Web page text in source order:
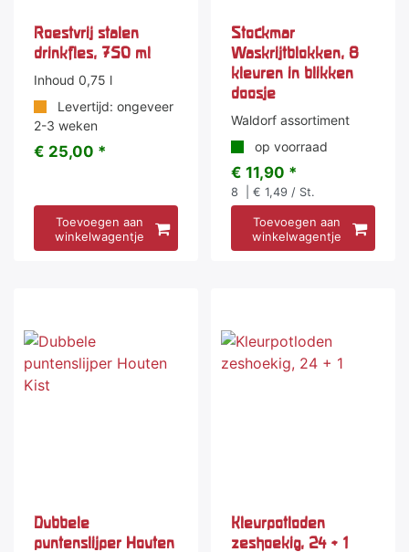
Roestvrij stalen
drinkfles, 750 ml
Inhoud 0,75 l
Levertijd: ongeveer
2-3 weken
€ 25,00 *
Toevoegen aan
winkelwagentje
Stockmar
Waskrijtblokken, 8
kleuren in blikken
doosje
Waldorf assortiment
op voorraad
€ 11,90 *
8 | € 1,49 / St.
Toevoegen aan
winkelwagentje
Dubbele
puntenslijper Houten
Kleurpotloden
zeshoekig, 24 + 1